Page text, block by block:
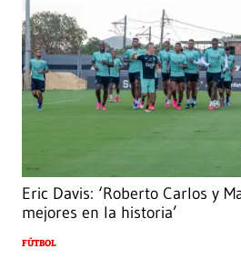
Eric Davis: ‘Roberto Carlos y
mejores en la historia’
FÚTBOL